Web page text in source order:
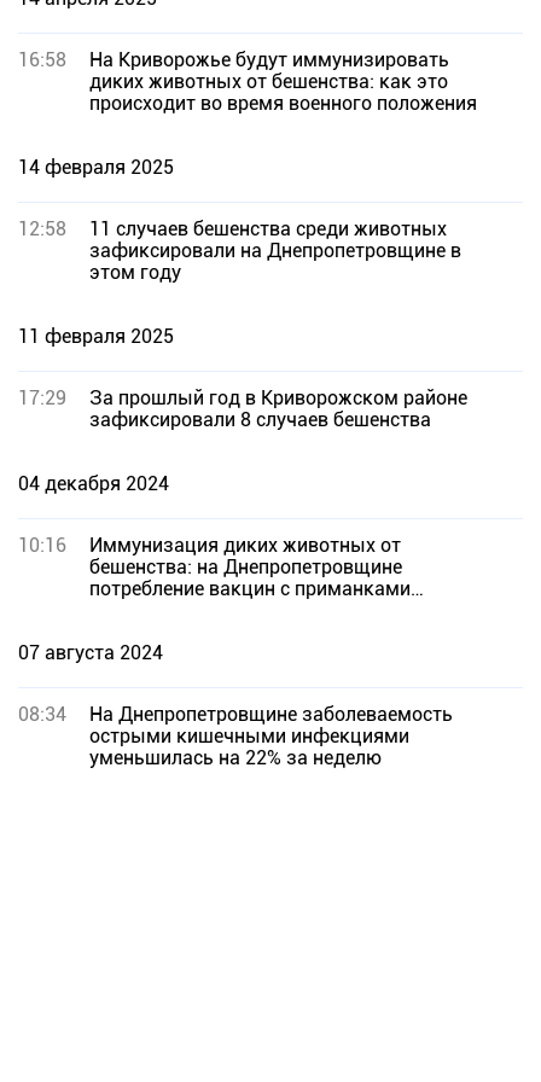
16:58
На Криворожье будут иммунизировать
диких животных от бешенства: как это
происходит во время военного положения
14 февраля 2025
12:58
11 случаев бешенства среди животных
зафиксировали на Днепропетровщине в
этом году
11 февраля 2025
17:29
За прошлый год в Криворожском районе
зафиксировали 8 случаев бешенства
04 декабря 2024
10:16
Иммунизация диких животных от
бешенства: на Днепропетровщине
потребление вакцин с приманками
07 августа 2024
08:34
На Днепропетровщине заболеваемость
острыми кишечными инфекциями
уменьшилась на 22% за неделю